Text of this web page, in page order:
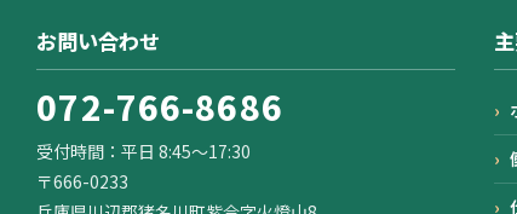
お問い合わせ
072-766-8686
受付時間：平日 8:45〜17:30
〒666-0233